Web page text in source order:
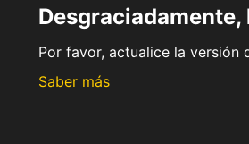
Por favor, actualice la versión
Saber más